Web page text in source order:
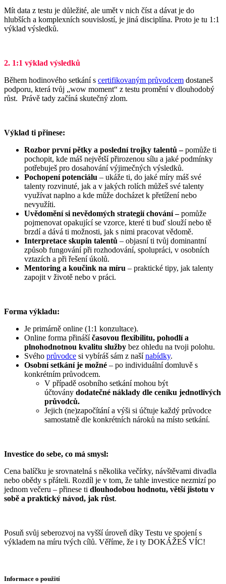
Mít data z testu je důležité, ale umět v nich číst a dávat je do
hlubších a komplexních souvislostí, je jiná disciplína. Proto je tu 1:1
výklad výsledků.
2. 1:1 výklad výsledků
Během hodinového setkání s certifikovaným průvodcem dostaneš
podporu, která tvůj „wow moment“ z testu promění v dlouhodobý
růst. Právě tady začíná skutečný zlom.
Výklad ti přinese:
Rozbor první pětky a poslední trojky talentů –pomůže ti
pochopit, kde máš největší přirozenou sílu a jaké podmínky
potřebuješ pro dosahování výjimečných výsledků.
Pochopení potenciálu – ukáže ti, do jaké míry máš své
talenty rozvinuté, jak a v jakých rolích můžeš své talenty
využívat naplno a kde může docházet k přetížení nebo
nevyužíti.
Uvědomění si nevědomých strategií chování –pomůže
pojmenovat opakující se vzorce, které ti buď slouží nebo tě
brzdí a dává ti možnosti, jak s nimi pracovat vědomě.
Interpretace skupin talentů – objasní ti tvůj dominantní
způsob fungování při rozhodování, spolupráci, v osobních
vztazích a při řešení úkolů.
Mentoring a koučink na míru – praktické tipy, jak talenty
zapojit v životě nebo v práci.
Forma výkladu:
Je primárně online (1:1 konzultace).
Online forma přinášíčasovou flexibilitu, pohodlí a
plnohodnotnou kvalitu služby bez ohledu na tvoji polohu.
Svého průvodce si vybíráš sám z našínabídky.
Osobní setkání je možné – po individuální domluvě s
konkrétním průvodcem.
V případě osobního setkání mohou být
účtovány dodatečné náklady dle ceníku jednotlivých
průvodců.
Jejich (ne)započítání a výši si účtuje každý průvodce
samostatně dle konkrétních nároků na místo setkání.
Investice do sebe, co má smysl:
Cena balíčku je srovnatelná s několika večírky, návštěvami divadla
nebo obědy s přáteli. Rozdíl je v tom, že tahle investice nezmizí po
jednom večeru – přinese ti dlouhodobou hodnotu, větší jistotu v
sobě a praktický návod, jak růst.
Posuň svůj seberozvoj na vyšší úroveň díky Testu ve spojení s
výkladem na míru tvých cílů. Věříme, že i ty DOKÁŽEŠ VÍC!
Informace o použití